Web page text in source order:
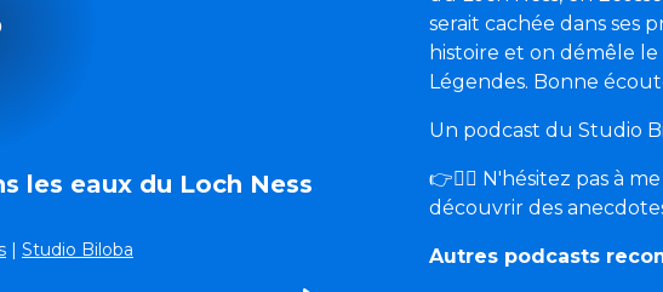
les eaux du Loch Ness
| Studio Biloba
serait cachée dans ses
histoire et on démêle
Légendes. Bonne
Un podcast du Studio
👉🙋‍♂️ N'hésitez pas à
découvrir des
Autres podcasts